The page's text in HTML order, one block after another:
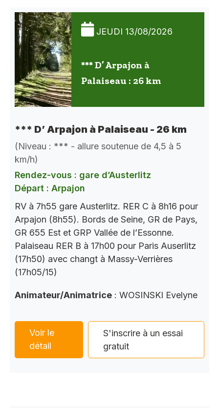
JEUDI 13/08/2026
*** D’ Arpajon à
Palaiseau : 26 km
*** D’ Arpajon à Palaiseau - 26 km
(Niveau : *** - allure soutenue de 4,5 à 5
km/h)
Rendez-vous : gare d’Austerlitz
Départ : Arpajon
RV à 7h55 gare Austerlitz. RER C à 8h16 pour
Arpajon (8h55). Bords de Seine, GR de Pays,
GR 655 Est et GRP Vallée de l’Essonne.
Palaiseau RER B à 17h00 pour Paris Auserlitz
(17h50) avec changt à Massy-Verrières
(17h05/15)
Animateur/Animatrice : WOSINSKI Evelyne
Voir le
détail
S'inscrire à un essai
gratuit